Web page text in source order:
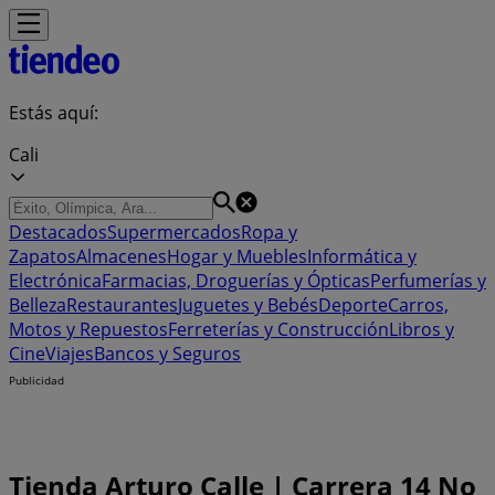
Estás aquí:
Cali
DestacadosSupermercadosRopa y
ZapatosAlmacenesHogar y MueblesInformática y
ElectrónicaFarmacias, Droguerías y ÓpticasPerfumerías y
BellezaRestaurantesJuguetes y BebésDeporteCarros,
Motos y RepuestosFerreterías y ConstrucciónLibros y
CineViajesBancos y Seguros
Publicidad
Tienda Arturo Calle | Carrera 14 No